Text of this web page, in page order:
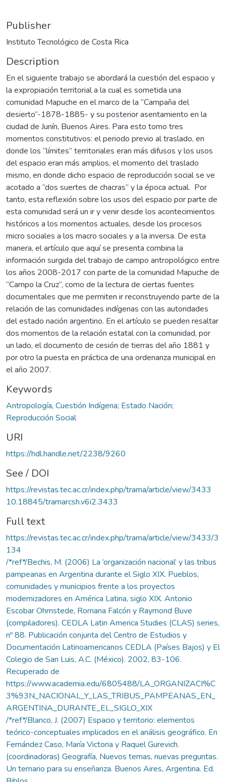
Publisher
Instituto Tecnológico de Costa Rica
Description
En el siguiente trabajo se abordará la cuestión del espacio y
la expropiación territorial a la cual es sometida una
comunidad Mapuche en el marco de la “Campaña del
desierto”-1878-1885- y su posterior asentamiento en la
ciudad de Junín, Buenos Aires. Para esto tomo tres
momentos constitutivos: el periodo previo al traslado, en
donde los “límites” territoriales eran más difusos y los usos
del espacio eran más amplios, el momento del traslado
mismo, en donde dicho espacio de reproducción social se ve
acotado a “dos suertes de chacras” y la época actual. Por
tanto, esta reflexión sobre los usos del espacio por parte de
esta comunidad será un ir y venir desde los acontecimientos
históricos a los momentos actuales, desde los procesos
micro sociales a los macro sociales y a la inversa. De esta
manera, el artículo que aquí se presenta combina la
información surgida del trabajo de campo antropológico entre
los años 2008-2017 con parte de la comunidad Mapuche de
“Campo la Cruz”, como de la lectura de ciertas fuentes
documentales que me permiten ir reconstruyendo parte de la
relación de las comunidades indígenas con las autoridades
del estado nación argentino. En el artículo se pueden resaltar
dos momentos de la relación estatal con la comunidad, por
un lado, el documento de cesión de tierras del año 1881 y
por otro la puesta en práctica de una ordenanza municipal en
el año 2007.
Keywords
Antropología, Cuestión Indígena; Estado Nación;
Reproducción Social
URI
https://hdl.handle.net/2238/9260
See / DOI
https://revistas.tec.ac.cr/index.php/trama/article/view/3433
10.18845/tramarcsh.v6i2.3433
Full text
https://revistas.tec.ac.cr/index.php/trama/article/view/3433/3
134
/*ref*/Bechis, M. (2006) La ‘organización nacional’ y las tribus
pampeanas en Argentina durante el Siglo XIX. Pueblos,
comunidades y municipios frente a los proyectos
modernizadores en América Latina, siglo XIX. Antonio
Escobar Ohmstede, Romana Falcón y Raymond Buve
(compiladores). CEDLA Latin America Studies (CLAS) series,
nº 88. Publicación conjunta del Centro de Estudios y
Documentación Latinoamericanos CEDLA (Países Bajos) y El
Colegio de San Luis, A.C. (México). 2002, 83-106.
Recuperado de
https://www.academia.edu/6805488/LA_ORGANIZACI%C
3%93N_NACIONAL_Y_LAS_TRIBUS_PAMPEANAS_EN_
ARGENTINA_DURANTE_EL_SIGLO_XIX
/*ref*/Blanco, J. (2007) Espacio y territorio: elementos
teórico-conceptuales implicados en el análisis geográfico. En
Fernández Caso, María Victoria y Raquel Gurevich.
(coordinadoras) Geografía, Nuevos temas, nuevas preguntas.
Un temario para su enseñanza. Buenos Aires, Argentina. Ed.